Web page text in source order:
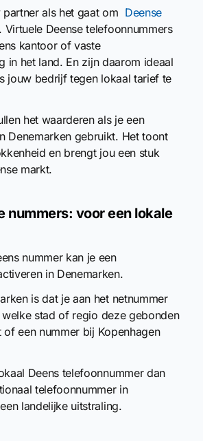
als het gaat om Deense
Virtuele Deense telefoonnummers
kantoor of vaste
in het land. En zijn daarom ideaal
jouw bedrijf tegen lokaal tarief te
het waarderen als je een
Denemarken gebruikt. Het toont
en brengt jou een stuk
markt.
nummers: voor een lokale
nummer kan je een
in Denemarken.
is dat je aan het netnummer
welke stad of regio deze gebonden
of een nummer bij Kopenhagen
Deens telefoonnummer dan
telefoonnummer in
landelijke uitstraling.